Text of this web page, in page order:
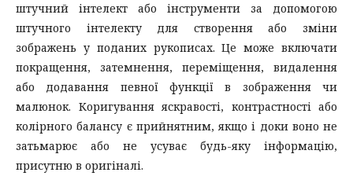
штучний інтелект або інструменти за допомогою
штучного інтелекту для створення або зміни
зображень у поданих рукописах. Це може включати
покращення, затемнення, переміщення, видалення
або додавання певної функції в зображення чи
малюнок. Коригування яскравості, контрастності або
колірного балансу є прийнятним, якщо і доки воно не
затьмарює або не усуває будь-яку інформацію,
присутню в оригіналі.